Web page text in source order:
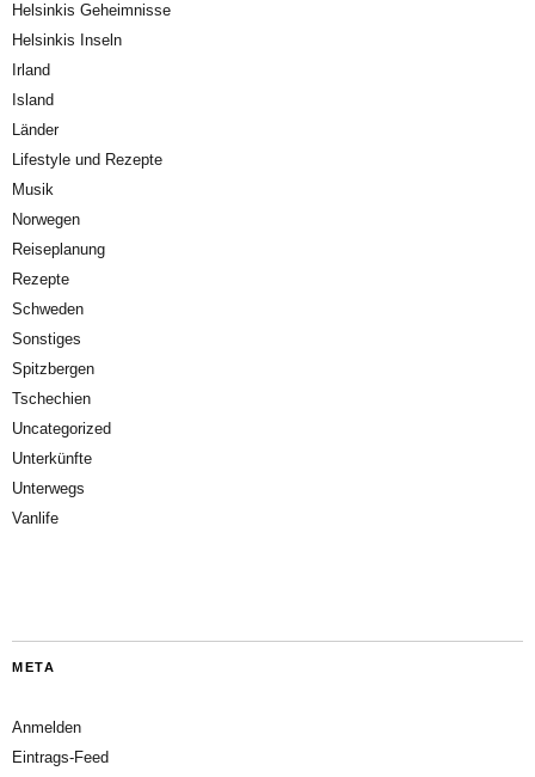
Helsinkis Geheimnisse
Helsinkis Inseln
Irland
Island
Länder
Lifestyle und Rezepte
Musik
Norwegen
Reiseplanung
Rezepte
Schweden
Sonstiges
Spitzbergen
Tschechien
Uncategorized
Unterkünfte
Unterwegs
Vanlife
META
Anmelden
Eintrags-Feed